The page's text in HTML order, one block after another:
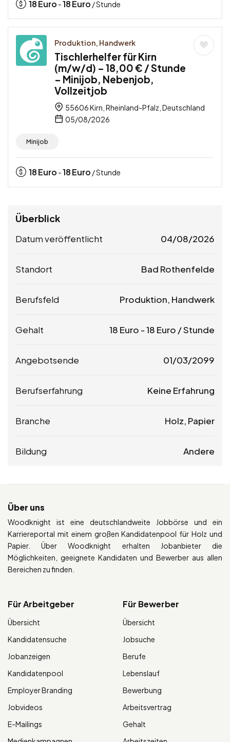
18Euro -18Euro / Stunde
Produktion, Handwerk
Tischlerhelfer für Kirn
(m/w/d) – 18,00 € / Stunde
– Minijob, Nebenjob,
Vollzeitjob
55606 Kirn, Rheinland-Pfalz, Deutschland
05/08/2026
Minijob
18Euro -18Euro / Stunde
Überblick
Datum veröffentlicht 04/08/2026
Standort Bad Rothenfelde
Berufsfeld Produktion, Handwerk
Gehalt 18 Euro -18 Euro / Stunde
Angebotsende 01/03/2099
Berufserfahrung Keine Erfahrung
Branche Holz, Papier
Bildung Andere
Über uns
Woodknight ist eine deutschlandweite Jobbörse und ein
Karriereportal mit einem großen Kandidatenpool für Holz und
Papier. Über Woodknight erhalten Jobanbieter die
Möglichkeiten, geeignete Kandidaten und Bewerber aus allen
Bereichen zu finden.
Für Arbeitgeber
Übersicht
Kandidatensuche
Jobanzeigen
Kandidatenpool
Employer Branding
Jobvideos
E-Mailings
Für Bewerber
Übersicht
Jobsuche
Berufe
Lebenslauf
Bewerbung
Arbeitsvertrag
Gehalt